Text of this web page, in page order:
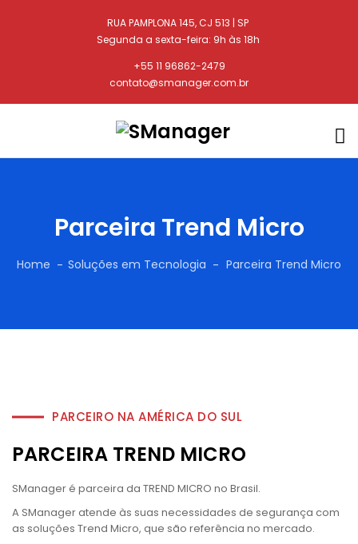
RUA PAMPLONA 145, CJ 513 | SP
Segunda a sexta-feira: 9h às 18h
+55 11 96862-2479
contato@smanager.com.br
Parceira Trend Micro
Home Soluções em Tecnologia Parceira Trend Micro
PARCEIRO NA AMÉRICA DO SUL
PARCEIRA TREND MICRO
SManager é parceira da TREND MICRO no Brasil.
A SManager atende às suas necessidades de segurança com
as soluções Trend Micro, que são referência no mercado.